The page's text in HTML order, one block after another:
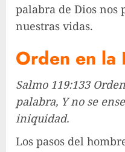
palabra de Dios nos
nuestras vidas.
Orden en la
Salmo 119:133
palabra, Y no se
iniquidad.
Los pasos del